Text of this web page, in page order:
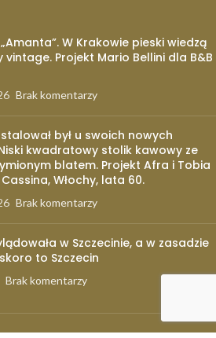
W Krakowie pieski wiedzą
Projekt Mario Bellini dla B&B
Brak komentarzy
był u swoich nowych
kwadratowy stolik kawowy ze
blatem. Projekt Afra i Tobia
Włochy, lata 60.
Brak komentarzy
w Szczecinie, a w zasadzie
to Szczecin
Brak komentarzy